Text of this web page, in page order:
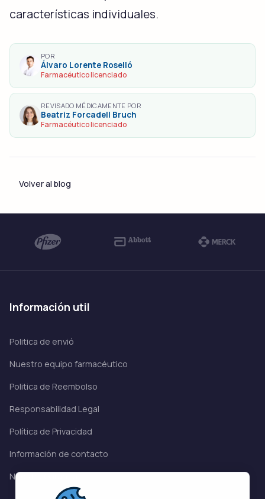
características individuales.
POR
Álvaro Lorente Roselló
Farmacéutico licenciado
REVISADO MÉDICAMENTE POR
Beatriz Forcadell Bruch
Farmacéutico licenciado
Volver al blog
información util
Politica de envió
Nuestro equipo farmacéutico
Politica de Reembolso
Responsabilidad Legal
Política de Privacidad
Información de contacto
Nuestra Garantía